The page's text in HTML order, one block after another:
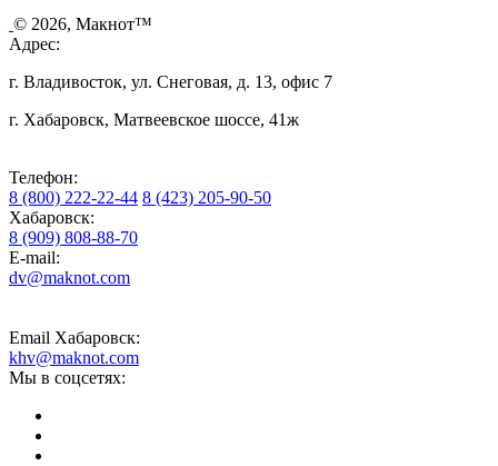
© 2026, Макнот™
Адрес:
г. Владивосток, ул. Снеговая, д. 13, офис 7
г. Хабаровск, Матвеевское шоссе, 41ж
Телефон:
8 (800) 222-22-44 8 (423) 205-90-50
Хабаровск:
8 (909) 808-88-70
E-mail:
dv@maknot.com
Email Хабаровск:
khv@maknot.com
Мы в соцсетях: